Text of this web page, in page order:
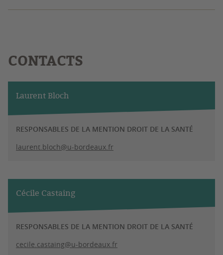
CONTACTS
Laurent Bloch
RESPONSABLES DE LA MENTION DROIT DE LA SANTÉ
laurent.bloch@u-bordeaux.fr
Cécile Castaing
RESPONSABLES DE LA MENTION DROIT DE LA SANTÉ
cecile.castaing@u-bordeaux.fr